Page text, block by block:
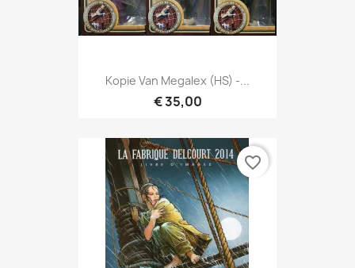
Kopie Van Megalex (HS) -...
€ 35,00
favorite_border